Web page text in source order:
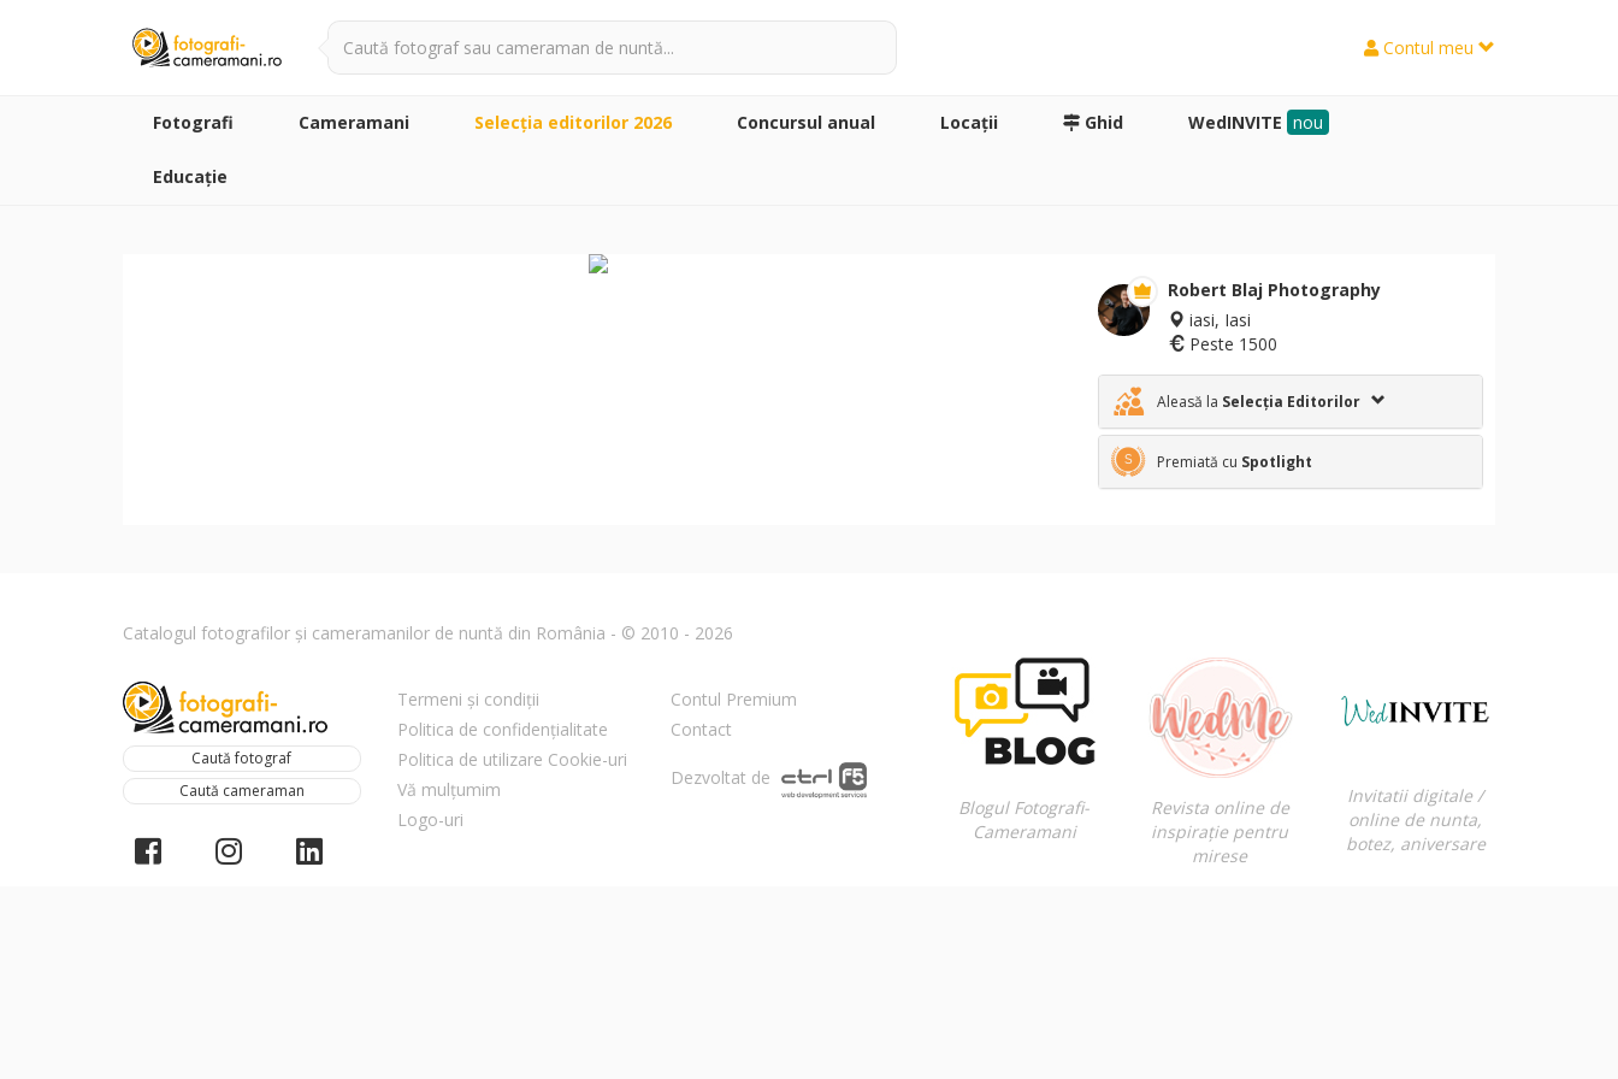
Contul meu
Fotografi Cameramani Selecţia editorilor 2026 Concursul anual Locaţii Ghid WedINVITE nou
Educație
Robert Blaj Photography
iasi, Iasi
Peste 1500
Aleasă la Selecția Editorilor
Premiată cu Spotlight
Catalogul fotografilor și cameramanilor de nuntă din România - © 2010 - 2026
Caută fotograf
Caută cameraman
Termeni și condiții
Politica de confidențialitate
Politica de utilizare Cookie-uri
Vă mulțumim
Logo-uri
Contul Premium
Contact
Dezvoltat de
Blogul Fotografi-
Cameramani
Revista online de
inspirație pentru
mirese
Invitatii digitale /
online de nunta,
botez, aniversare